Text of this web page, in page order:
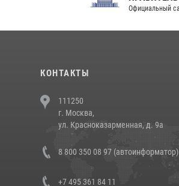
Официальный сайт
КОНТАКТЫ
111250
г. Москва,
ул. Красноказарменная, д. 9а
8 800 350 08 97 (автоинформатор)
+7 495 361 84 11